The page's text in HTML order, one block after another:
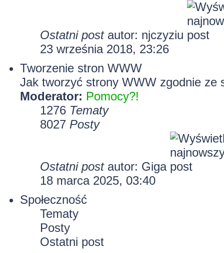
Ostatni postautor: njczyziu
23 września 2018, 23:26
Tworzenie stron WWW
Jak tworzyć strony WWW zgodnie ze
Moderator: Pomocy?!
1276 Tematy
8027 Posty
Ostatni postautor: Giga
18 marca 2025, 03:40
Społeczność
Tematy
Posty
Ostatni post